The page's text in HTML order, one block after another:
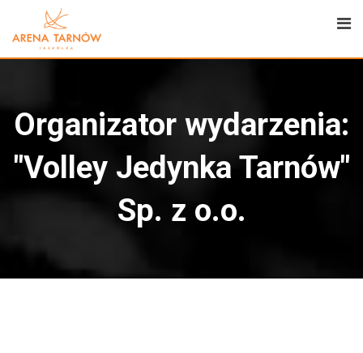
Organizator wydarzenia:
"Volley Jedynka Tarnów"
Sp. z o.o.